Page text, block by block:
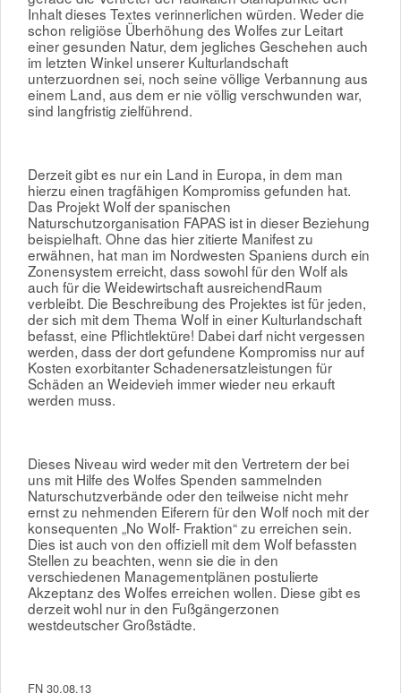
Inhalt dieses Textes verinnerlichen würden. Weder die
schon religiöse Überhöhung des Wolfes zur Leitart
einer gesunden Natur, dem jegliches Geschehen auch
im letzten Winkel unserer Kulturlandschaft
unterzuordnen sei, noch seine völlige Verbannung aus
einem Land, aus dem er nie völlig verschwunden war,
sind langfristig zielführend.
Derzeit gibt es nur ein Land in Europa, in dem man
hierzu einen tragfähigen Kompromiss gefunden hat.
Das Projekt Wolf der spanischen
Naturschutzorganisation FAPAS ist in dieser Beziehung
beispielhaft. Ohne das hier zitierte Manifest zu
erwähnen, hat man im Nordwesten Spaniens durch ein
Zonensystem erreicht, dass sowohl für den Wolf als
auch für die Weidewirtschaft ausreichendRaum
verbleibt. Die Beschreibung des Projektes ist für jeden,
der sich mit dem Thema Wolf in einer Kulturlandschaft
befasst, eine Pflichtlektüre! Dabei darf nicht vergessen
werden, dass der dort gefundene Kompromiss nur auf
Kosten exorbitanter Schadenersatzleistungen für
Schäden an Weidevieh immer wieder neu erkauft
werden muss.
Dieses Niveau wird weder mit den Vertretern der bei
uns mit Hilfe des Wolfes Spenden sammelnden
Naturschutzverbände oder den teilweise nicht mehr
ernst zu nehmenden Eiferern für den Wolf noch mit der
konsequenten „No Wolf- Fraktion“ zu erreichen sein.
Dies ist auch von den offiziell mit dem Wolf befassten
Stellen zu beachten, wenn sie die in den
verschiedenen Managementplänen postulierte
Akzeptanz des Wolfes erreichen wollen. Diese gibt es
derzeit wohl nur in den Fußgängerzonen
westdeutscher Großstädte.
FN 30.08.13